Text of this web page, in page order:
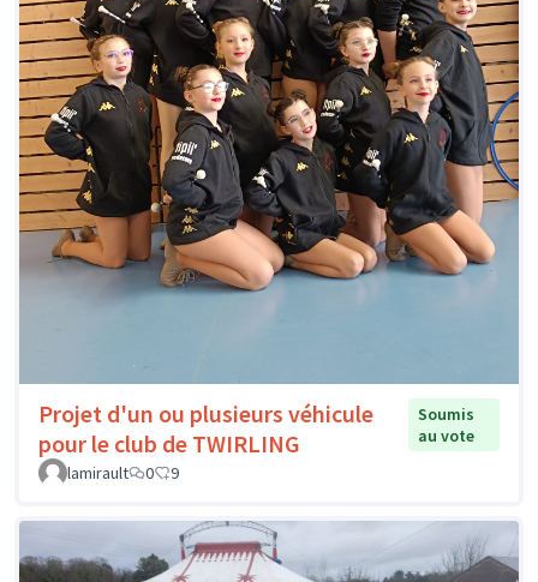
Projet d'un ou plusieurs véhicule
pour le club de TWIRLING
Soumis
au vote
lamirault
0 9